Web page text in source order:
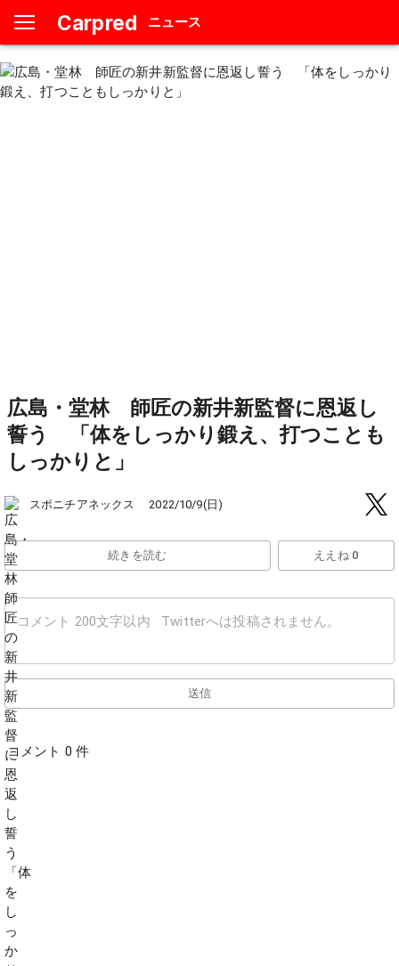
Carpred ニュース
広島・堂林 師匠の新井新監督に恩返し
誓う 「体をしっかり鍛え、打つことも
しっかりと」
スポニチアネックス 2022/10/9(日)
続きを読む ええね 0
送信
コメント 0 件